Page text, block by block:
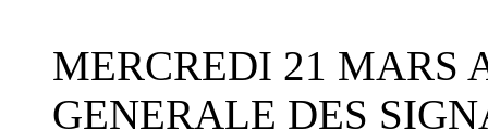
MERCREDI 21 MARS
GENERALE DES